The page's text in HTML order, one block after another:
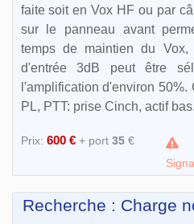
faite soit en Vox HF ou par
sur le panneau avant
temps de maintien du
d'entrée 3dB peut être
l'amplification d'environ 50%.
PL, PTT: prise Cinch, actif bas.
Prix: 600 € + port 35 €
Recherche : Charge